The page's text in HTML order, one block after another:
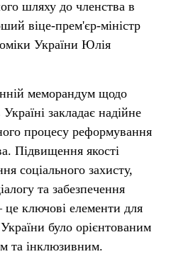
шляху до членства в
віце-прем'єр-міністр
України Юлія
меморандум щодо
закладає надійне
процесу реформування
Підвищення якості
соціального захисту,
та забезпечення
ключові елементи для
було орієнтованим
та інклюзивним.